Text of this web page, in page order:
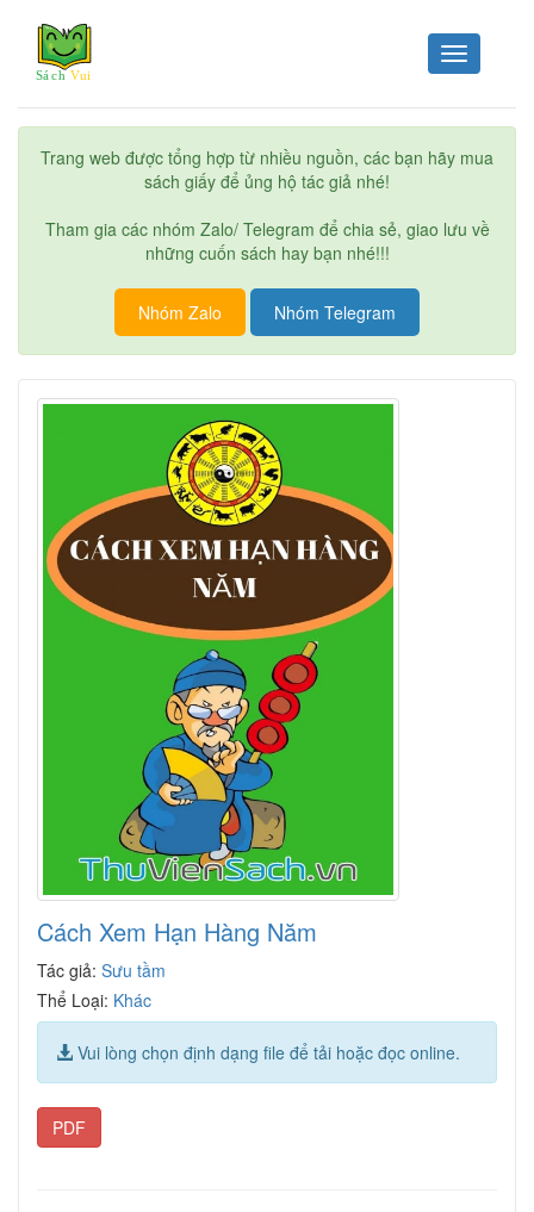
Toggle
navigation
Trang web được tổng hợp từ nhiều nguồn, các bạn hãy mua
sách giấy để ủng hộ tác giả nhé!
Tham gia các nhóm Zalo/ Telegram để chia sẻ, giao lưu về
những cuốn sách hay bạn nhé!!!
Nhóm Zalo Nhóm Telegram
Cách Xem Hạn Hàng Năm
Tác giả: Sưu tầm
Thể Loại: Khác
Vui lòng chọn định dạng file để tải hoặc đọc online.
PDF